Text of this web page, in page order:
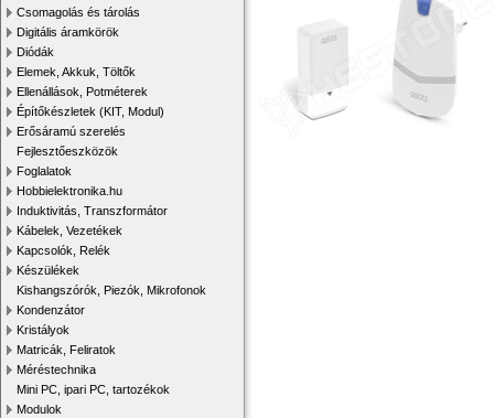
Csomagolás és tárolás
Digitális áramkörök
Diódák
Elemek, Akkuk, Töltők
Ellenállások, Potméterek
Építőkészletek (KIT, Modul)
Erősáramú szerelés
Fejlesztőeszközök
Foglalatok
Hobbielektronika.hu
Induktivitás, Transzformátor
Kábelek, Vezetékek
Kapcsolók, Relék
Készülékek
Kishangszórók, Piezók, Mikrofonok
Kondenzátor
Kristályok
Matricák, Feliratok
Méréstechnika
Mini PC, ipari PC, tartozékok
Modulok